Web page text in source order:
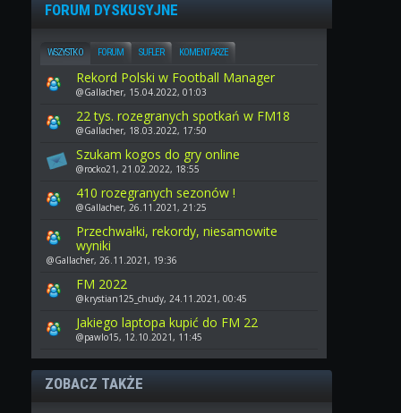
FORUM DYSKUSYJNE
WSZYSTKO FORUM SUFLER KOMENTARZE
Rekord Polski w Football Manager
@Gallacher, 15.04.2022, 01:03
22 tys. rozegranych spotkań w FM18
@Gallacher, 18.03.2022, 17:50
Szukam kogos do gry online
@rocko21, 21.02.2022, 18:55
410 rozegranych sezonów !
@Gallacher, 26.11.2021, 21:25
Przechwałki, rekordy, niesamowite
wyniki
@Gallacher, 26.11.2021, 19:36
FM 2022
@krystian125_chudy, 24.11.2021, 00:45
Jakiego laptopa kupić do FM 22
@pawlo15, 12.10.2021, 11:45
ZOBACZ TAKŻE